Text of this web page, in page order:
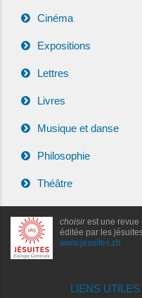
Cinéma
Expositions
Lettres
Livres
Musique et danse
Philosophie
Théâtre
choisirest une revue
éditée par les
www.jesuites.ch
LIENS UTILES